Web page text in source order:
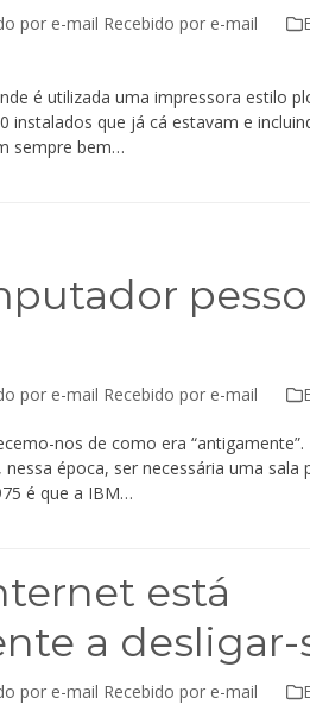
por e-mail Recebido por e-mail
é utilizada uma impressora estilo
instalados que já cá estavam e
sempre bem…
por e-mail Recebido por e-mail
nos de como era
época, ser necessária uma sala
é que a IBM…
está
a desligar-
por e-mail Recebido por e-mail